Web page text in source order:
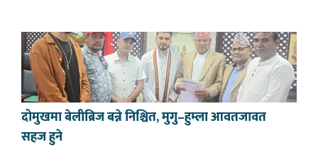
दोमुखमा बेलीब्रिज बन्ने निश्चित, मुगु–हुम्ला आवतजावत
सहज हुने